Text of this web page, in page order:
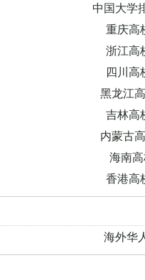
中国大学
重庆高
浙江高
四川
黑龙江
吉林高
内蒙古
海南
香港高
海外华